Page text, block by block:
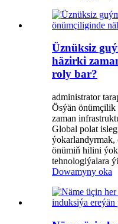
Üznüksiz
häzirki
roly bar?
administrator
Ösýän önümçilik
zaman
Global polat
ýokarlandyrmak,
önümiň hilini
tehnologiýalara
Dowamyny oka